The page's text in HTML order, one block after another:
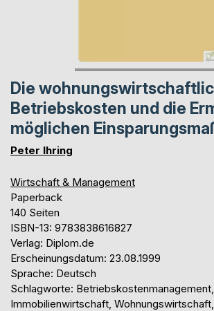
Die
Betriebskosten und die
möglichen
Peter Ihring
Wirtschaft & Management
Paperback
140 Seiten
ISBN-13: 9783838616827
Verlag: Diplom.de
Erscheinungsdatum: 23.08.1999
Sprache: Deutsch
Schlagworte: Betriebskostenmanagement,
Immobilienwirtschaft, Wohnungswirtschaft,